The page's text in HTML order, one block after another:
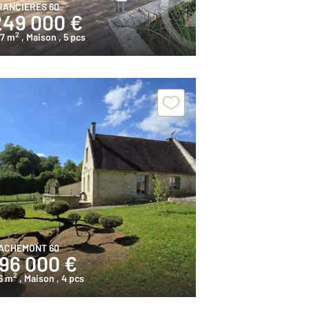
60
000 €
m2 , Maison , 5 pcs
60
000 €
m2 , Maison, 4 pcs